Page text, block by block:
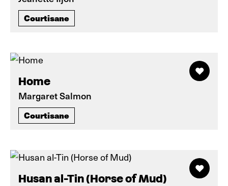
Courtisane
Home
Margaret Salmon
Courtisane
Husan al-Tin (Horse of Mud)